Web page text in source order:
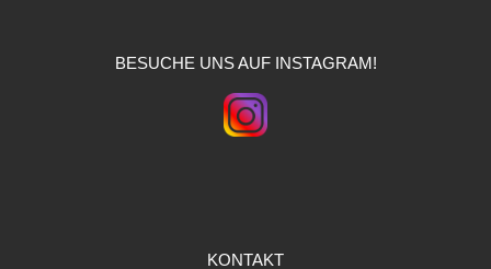
BESUCHE UNS AUF INSTAGRAM!
KONTAKT